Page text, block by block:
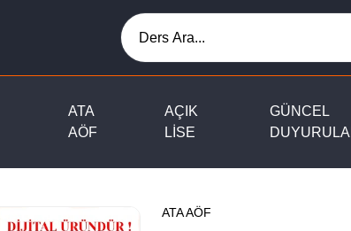
ATA
AÖF
AÇIK
LİSE
GÜNCEL
ATA AÖF